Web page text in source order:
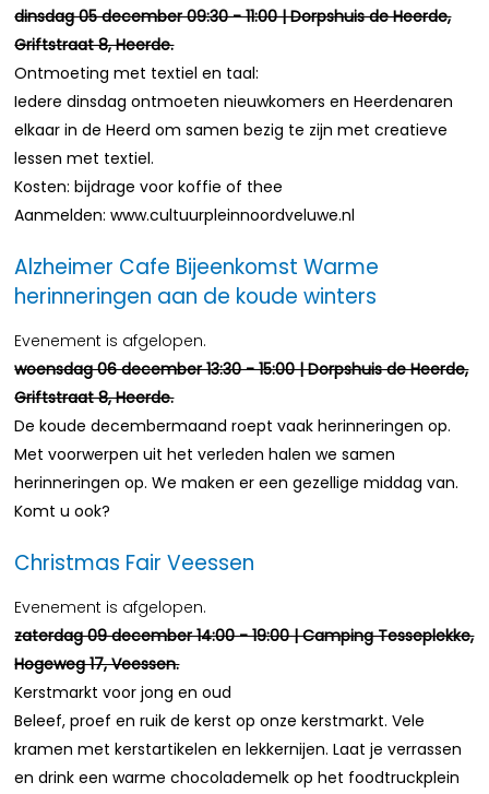
dinsdag 05 december 09:30 - 11:00 | Dorpshuis de Heerde,
Griftstraat 8, Heerde.
Ontmoeting met textiel en taal:
Iedere dinsdag ontmoeten nieuwkomers en Heerdenaren
elkaar in de Heerd om samen bezig te zijn met creatieve
lessen met textiel.
Kosten: bijdrage voor koffie of thee
Aanmelden: www.cultuurpleinnoordveluwe.nl
Alzheimer Cafe Bijeenkomst Warme
herinneringen aan de koude winters
Evenement is afgelopen.
woensdag 06 december 13:30 - 15:00 | Dorpshuis de Heerde,
Griftstraat 8, Heerde.
De koude decembermaand roept vaak herinneringen op.
Met voorwerpen uit het verleden halen we samen
herinneringen op. We maken er een gezellige middag van.
Komt u ook?
Christmas Fair Veessen
Evenement is afgelopen.
zaterdag 09 december 14:00 - 19:00 | Camping Tesseplekke,
Hogeweg 17, Veessen.
Kerstmarkt voor jong en oud
Beleef, proef en ruik de kerst op onze kerstmarkt. Vele
kramen met kerstartikelen en lekkernijen. Laat je verrassen
en drink een warme chocolademelk op het foodtruckplein